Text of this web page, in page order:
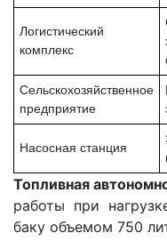
Логистический
комплекс
Сельскохозяйственное
предприятие
Насосная станция
Топливная
работы при
баку объемом 750